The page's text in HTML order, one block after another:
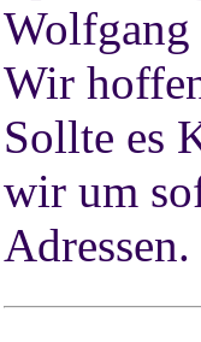
Wolfgang
Wir
Sollte es
wir um
Adressen.